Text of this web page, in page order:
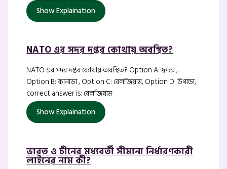
Show Explaination
NATO এর সদর দপ্তর কোথায় অবস্থিত?
NATO এর সদর দপ্তর কোথায় অবস্থিত? Option A: ফ্রান্স ,
Option B: কানাডা , Option C: বেলজিয়াম, Option D: উগান্ডা,
correct answer is: বেলজিয়াম
Show Explaination
ভারত ও চীনের মধ্যবর্তী সীমানা নির্ধারণকারী
লাইনের নাম কী?